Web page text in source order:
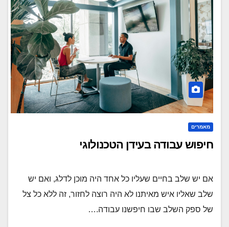
מאמרים
חיפוש עבודה בעידן הטכנולוגי
אם יש שלב בחיים שעליו כל אחד היה מוכן לדלג, ואם יש
שלב שאליו איש מאיתנו לא היה רוצה לחזור, זה ללא כל צל
של ספק השלב שבו חיפשנו עבודה.…